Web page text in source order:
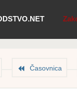
Časovnica